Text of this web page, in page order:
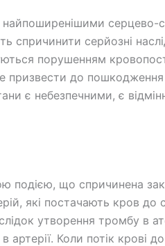
найпоширенішими серцево-
спричинити серйозні
порушенням
до пошкодження
є небезпечними, є
подією, що спричинена
які постачають кров до
утворення тромбу в
артерії. Коли потік крові